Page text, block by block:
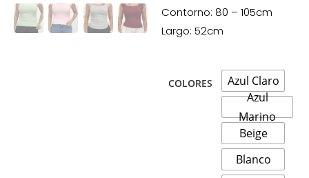
Contorno: 80 – 105cm
Largo: 52cm
COLORES
Azul Claro
Azul
Marino
Beige
Blanco